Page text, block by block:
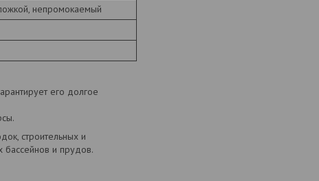
непромокаемый
его долгое
строительных и
бассейнов и прудов.